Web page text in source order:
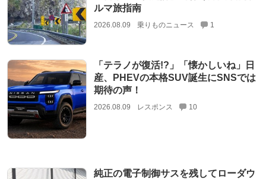
ルマ旅指南
2026.08.09 乗りものニュース 1
「テラノが復活!?」「懐かしいね」日
産、PHEVの本格SUV誕生にSNSでは
期待の声！
2026.08.09 レスポンス 10
純正の電子制御サスを残してローダウ